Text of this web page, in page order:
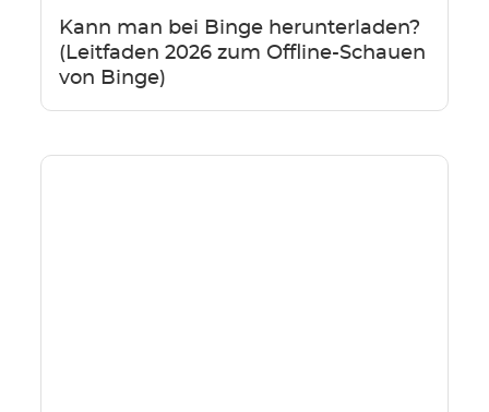
Kann man bei Binge herunterladen?
(Leitfaden 2026 zum Offline-Schauen
von Binge)